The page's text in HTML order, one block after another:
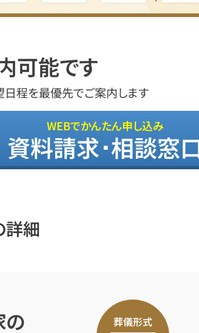
可能です
程を最優先でご案内します
WEBでかんたん申し込み
資料請求･相談窓
詳細
の
葬儀形式